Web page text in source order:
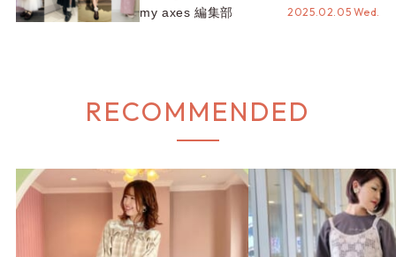
で徹底解説！おすすめアイテム＆コ
my axes 編集部 2025.02.05 Wed.
RECOMMENDED